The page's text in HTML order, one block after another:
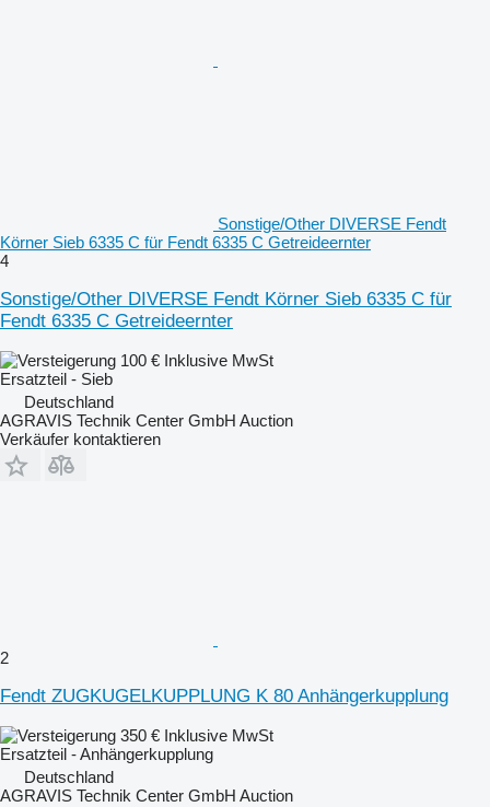
Sonstige/Other DIVERSE Fendt
Körner Sieb 6335 C für Fendt 6335 C Getreideernter
4
Sonstige/Other DIVERSE Fendt Körner Sieb 6335 C für
Fendt 6335 C Getreideernter
100 € Inklusive MwSt
Ersatzteil - Sieb
Deutschland
AGRAVIS Technik Center GmbH Auction
Verkäufer kontaktieren
2
Fendt ZUGKUGELKUPPLUNG K 80 Anhängerkupplung
350 € Inklusive MwSt
Ersatzteil - Anhängerkupplung
Deutschland
AGRAVIS Technik Center GmbH Auction